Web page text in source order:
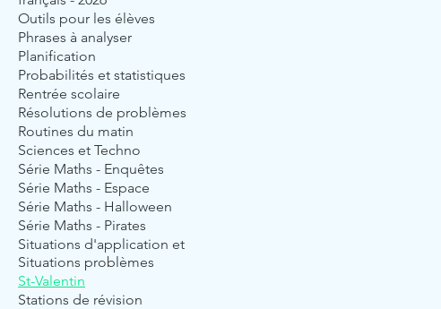
Outils pour les élèves
Phrases à analyser
Planification
Probabilités et statistiques
Rentrée scolaire
Résolutions de problèmes
Routines du matin
Sciences et Techno
Série Maths - Enquêtes
Série Maths - Espace
Série Maths - Halloween
Série Maths - Pirates
Situations d'application et
Situations problèmes
St-Valentin
Stations de révision